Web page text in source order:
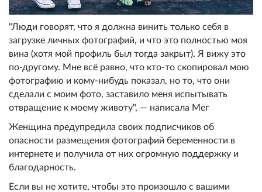
"Люди говорят, что я должна винить только себя в
загрузке личных фотографий, и что это полностью моя
вина (хотя мой профиль был тогда закрыт). Я вижу это
по-другому. Мне всё равно, что кто-то скопировал мою
фотографию и кому-нибудь показал, но то, что они
сделали с моим фото, заставило меня испытывать
отвращение к моему животу", — написала Мег
Женщина предупредила своих подписчиков об
опасности размещения фотографий беременности в
интернете и получила от них огромную поддержку и
благодарность.
Если вы не хотите, чтобы это произошло с вашими